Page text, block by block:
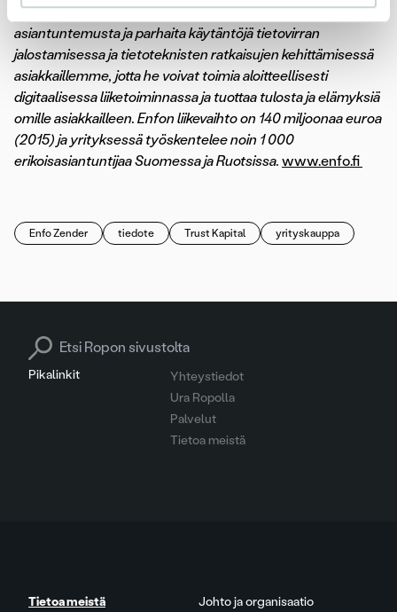
Hyödynnämme liiketoiminnan tuntemusta, teknistä
asiantuntemusta ja parhaita käytäntöjä tietovirran
jalostamisessa ja tietoteknisten ratkaisujen kehittämisessä
asiakkaillemme, jotta he voivat toimia aloitteellisesti
digitaalisessa liiketoiminnassa ja tuottaa tulosta ja elämyksiä
omille asiakkailleen. Enfon liikevaihto on 140 miljoonaa euroa
(2015) ja yrityksessä työskentelee noin 1 000
erikoisasiantuntijaa Suomessa ja Ruotsissa. www.enfo.fi
Enfo Zender tiedote Trust Kapital yrityskauppa
Pikalinkit
Yhteystiedot
Ura Ropolla
Palvelut
Tietoa meistä
Search for:
Tietoa meistä
Johto ja organisaatio